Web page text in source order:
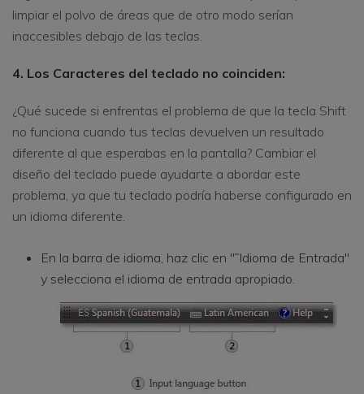
limpiar el polvo de áreas que de otro modo serían
inaccesibles debajo de las teclas.
4. Los Caracteres del teclado no coinciden:
¿Qué sucede si enfrentas el problema de que la tecla Shift
no funciona cuando tus teclas devuelven un resultado
diferente al que esperabas en la pantalla? Cambiar el
diseño del teclado puede ayudarte a abordar este
problema, ya que tu teclado podría haberse configurado en
un idioma diferente.
En la barra de idioma, haz clic en "˜Idioma de Entrada"
y selecciona el idioma de entrada apropiado.